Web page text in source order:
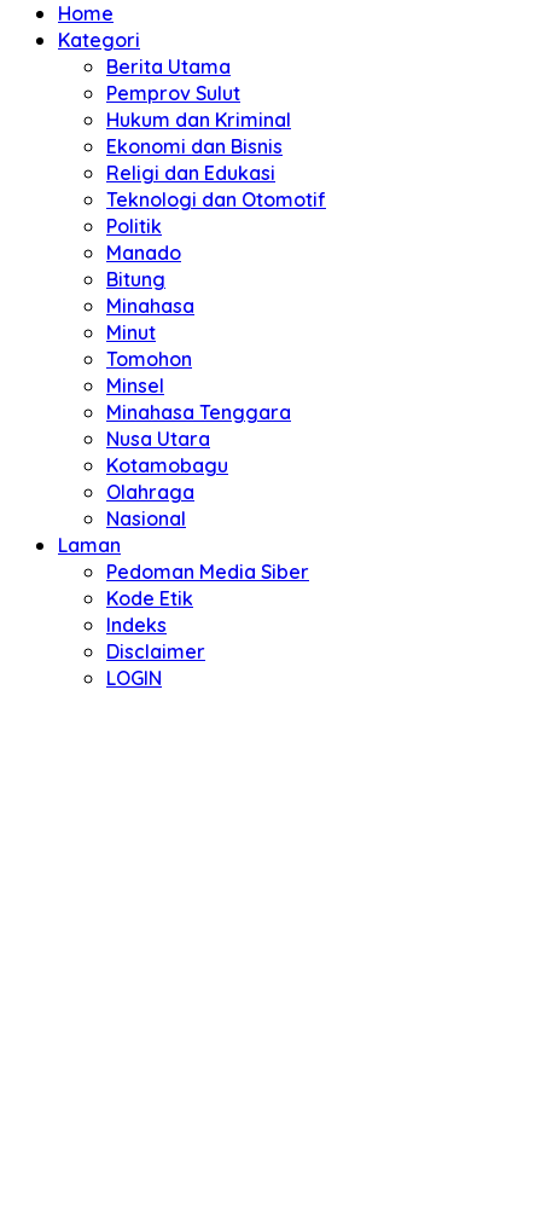
Home
Kategori
Berita Utama
Pemprov Sulut
Hukum dan Kriminal
Ekonomi dan Bisnis
Religi dan Edukasi
Teknologi dan Otomotif
Politik
Manado
Bitung
Minahasa
Minut
Tomohon
Minsel
Minahasa Tenggara
Nusa Utara
Kotamobagu
Olahraga
Nasional
Laman
Pedoman Media Siber
Kode Etik
Indeks
Disclaimer
LOGIN